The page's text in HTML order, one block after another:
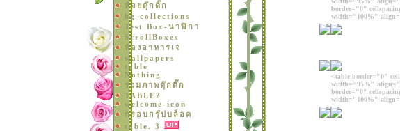
ห้อยดุ๊กดิ๊ก
bg-collections
Test Box-นาฬิกา
ScrollBoxes
ห้องอาหารเจ
wallpapers
table
Nothing
รวมภาพดุ๊กดิ๊ก
TABLE2
welcome-icon
กรอบกรุ๊ปบล็อค
table. 3